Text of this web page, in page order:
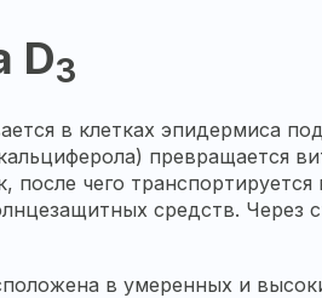
D3
в клетках эпидермиса
превращается
чего
средств.
в умеренных и